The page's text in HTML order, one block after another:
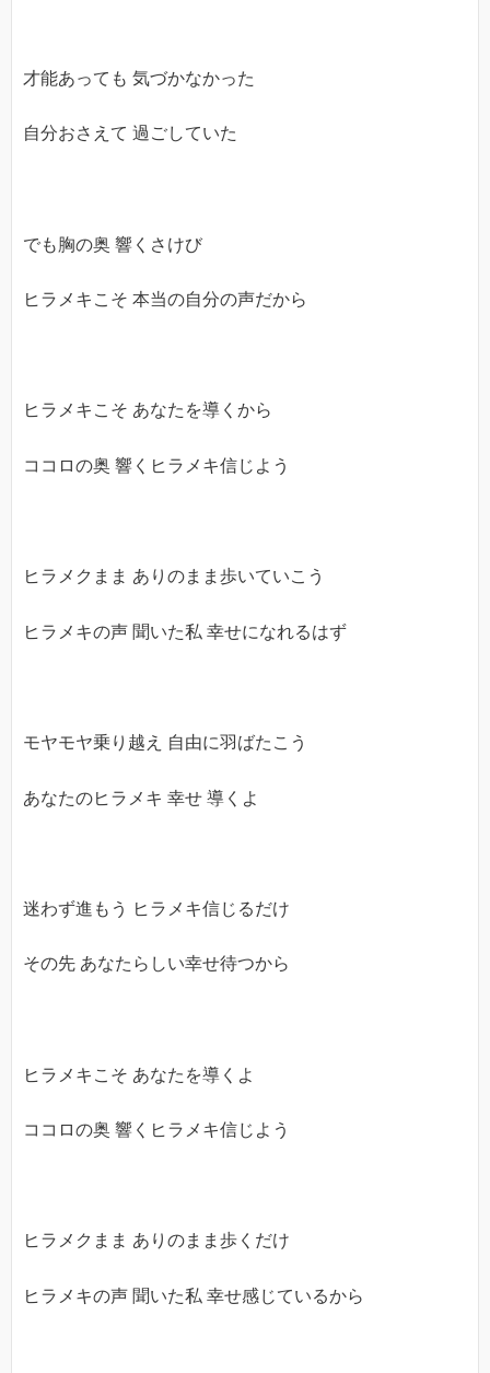
才能あっても 気づかなかった
自分おさえて 過ごしていた
でも胸の奥 響くさけび
ヒラメキこそ 本当の自分の声だから
ヒラメキこそ あなたを導くから
ココロの奥 響くヒラメキ信じよう
ヒラメクまま ありのまま歩いていこう
ヒラメキの声 聞いた私 幸せになれるはず
モヤモヤ乗り越え 自由に羽ばたこう
あなたのヒラメキ 幸せ 導くよ
迷わず進もう ヒラメキ信じるだけ
その先 あなたらしい幸せ待つから
ヒラメキこそ あなたを導くよ
ココロの奥 響くヒラメキ信じよう
ヒラメクまま ありのまま歩くだけ
ヒラメキの声 聞いた私 幸せ感じているから